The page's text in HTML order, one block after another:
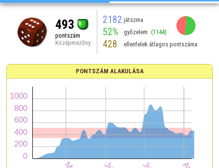
493
pontszám
Középmezőny
2182 játszma
52% győzelem (1144)
428 ellenfelek átlagos pontszáma
PONTSZÁM ALAKULÁSA